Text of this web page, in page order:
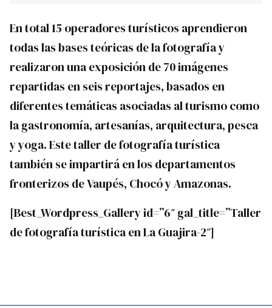
En total 15 operadores turísticos aprendieron
todas las bases teóricas de la fotografía y
realizaron una exposición de 70 imágenes
repartidas en seis reportajes, basados en
diferentes temáticas asociadas al turismo como
la gastronomía, artesanías, arquitectura, pesca
y yoga. Este taller de fotografía turística
también se impartirá en los departamentos
fronterizos de Vaupés, Chocó y Amazonas.
[Best_Wordpress_Gallery id=”6″ gal_title=”Taller
de fotografía turística en La Guajira-2″]